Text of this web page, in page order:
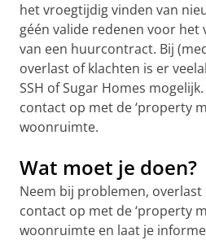
het vroegtijdig vinden van
géén valide redenen voor
van een huurcontract. Bij
overlast of klachten is er
SSH of Sugar Homes
contact op met de ‘property
woonruimte.
Wat moet je doen?
Neem bij problemen,
contact op met de ‘property
woonruimte en laat je